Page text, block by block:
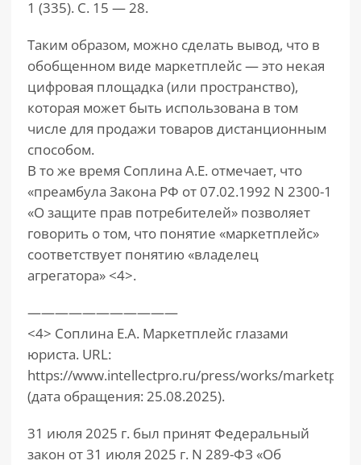
1 (335). С. 15 — 28.
Таким образом, можно сделать вывод, что в
обобщенном виде маркетплейс — это некая
цифровая площадка (или пространство),
которая может быть использована в том
числе для продажи товаров дистанционным
способом.
В то же время Соплина А.Е. отмечает, что
«преамбула Закона РФ от 07.02.1992 N 2300-1
«О защите прав потребителей» позволяет
говорить о том, что понятие «маркетплейс»
соответствует понятию «владелец
агрегатора» <4>.
———————————
<4> Соплина Е.А. Маркетплейс глазами
юриста. URL:
https://www.intellectpro.ru/press/works/
(дата обращения: 25.08.2025).
31 июля 2025 г. был принят Федеральный
закон от 31 июля 2025 г. N 289-ФЗ «Об